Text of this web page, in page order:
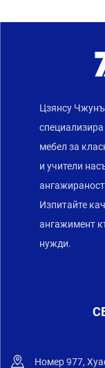
Цзянсу
мебел за
и учители
Изпитайте
ангажимент
нужди.
Номер 977,